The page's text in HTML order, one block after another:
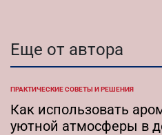
Еще от автора
ОПУБЛИКОВАНО
В
ПРАКТИЧЕСКИЕ СОВЕТЫ И РЕШЕНИЯ
Как использовать
уютной атмосферы в